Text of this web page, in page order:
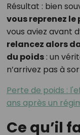
Résultat : bien
vous reprenez le
vous aviez avant
relancez alors
du poids: un
n’arrivez pas à
Perte de poids :
ans après un
Ce qu’il